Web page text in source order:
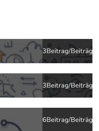
3Beitrag/Beiträge
3Beitrag/Beiträge
6Beitrag/Beiträge